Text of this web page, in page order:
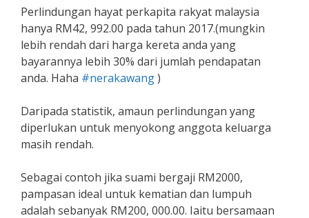
Perlindungan hayat perkapita rakyat malaysia
hanya RM42, 992.00 pada tahun 2017.(mungkin
lebih rendah dari harga kereta anda yang
bayarannya lebih 30% dari jumlah pendapatan
anda. Haha #nerakawang)
Daripada statistik, amaun perlindungan yang
diperlukan untuk menyokong anggota keluarga
masih rendah.
Sebagai contoh jika suami bergaji RM2000,
pampasan ideal untuk kematian dan lumpuh
adalah sebanyak RM200, 000.00. Iaitu bersamaan